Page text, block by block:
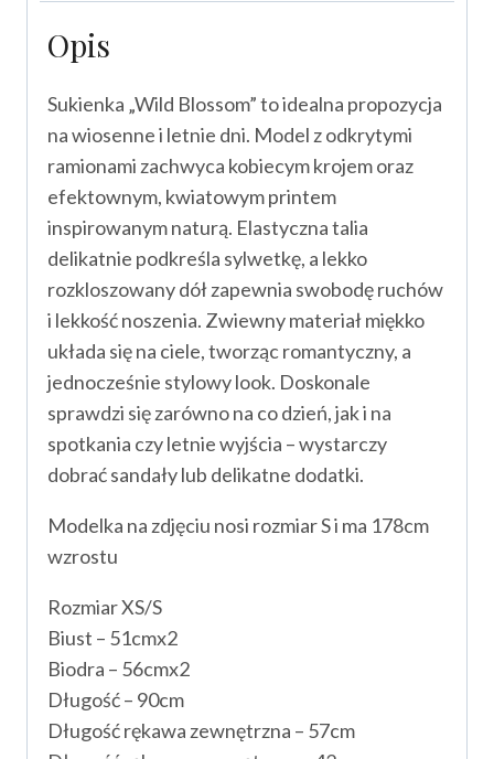
Opis
Sukienka „Wild Blossom” to idealna propozycja
na wiosenne i letnie dni. Model z odkrytymi
ramionami zachwyca kobiecym krojem oraz
efektownym, kwiatowym printem
inspirowanym naturą. Elastyczna talia
delikatnie podkreśla sylwetkę, a lekko
rozkloszowany dół zapewnia swobodę ruchów
i lekkość noszenia. Zwiewny materiał miękko
układa się na ciele, tworząc romantyczny, a
jednocześnie stylowy look. Doskonale
sprawdzi się zarówno na co dzień, jak i na
spotkania czy letnie wyjścia – wystarczy
dobrać sandały lub delikatne dodatki.
Modelka na zdjęciu nosi rozmiar S i ma 178cm
wzrostu
Rozmiar XS/S
Biust – 51cmx2
Biodra – 56cmx2
Długość – 90cm
Długość rękawa zewnętrzna – 57cm